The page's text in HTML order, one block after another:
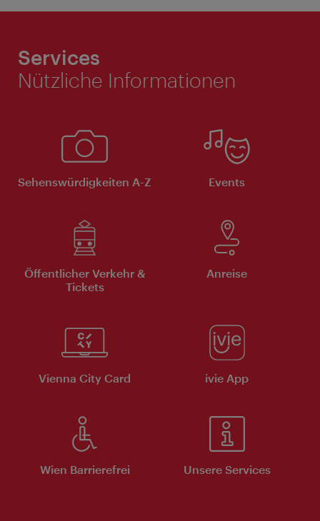
Services
Nützliche Informationen
Sehenswürdigkeiten A-Z Events
Öffentlicher Verkehr &
Tickets
Anreise
Vienna City Card ivie App
Wien Barrierefrei Unsere Services